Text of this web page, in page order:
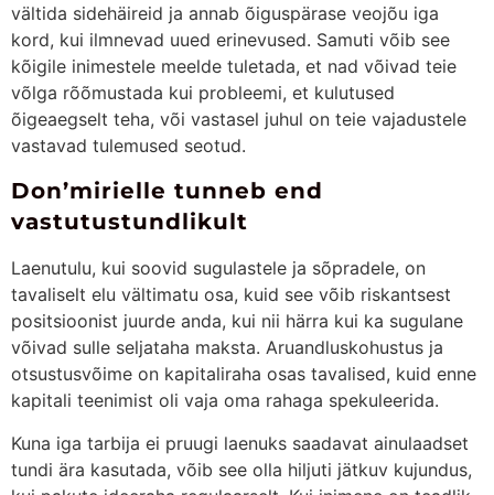
vältida sidehäireid ja annab õiguspärase veojõu iga
kord, kui ilmnevad uued erinevused. Samuti võib see
kõigile inimestele meelde tuletada, et nad võivad teie
võlga rõõmustada kui probleemi, et kulutused
õigeaegselt teha, või vastasel juhul on teie vajadustele
vastavad tulemused seotud.
Don’mirielle tunneb end
vastutustundlikult
Laenutulu, kui soovid sugulastele ja sõpradele, on
tavaliselt elu vältimatu osa, kuid see võib riskantsest
positsioonist juurde anda, kui nii härra kui ka sugulane
võivad sulle seljataha maksta. Aruandluskohustus ja
otsustusvõime on kapitaliraha osas tavalised, kuid enne
kapitali teenimist oli vaja oma rahaga spekuleerida.
Kuna iga tarbija ei pruugi laenuks saadavat ainulaadset
tundi ära kasutada, võib see olla hiljuti jätkuv kujundus,